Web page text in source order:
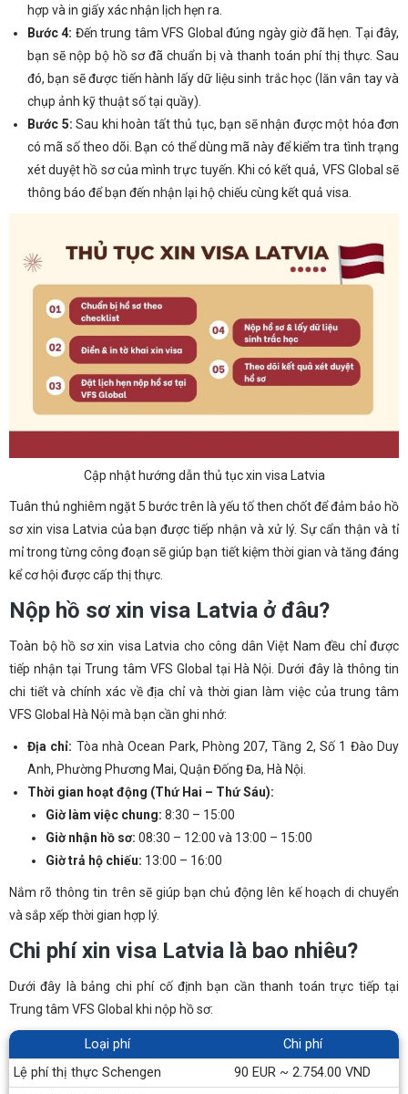
hợp và in giấy xác nhận lịch hẹn ra.
Bước 4: Đến trung tâm VFS Global đúng ngày giờ đã hẹn. Tại đây,
bạn sẽ nộp bộ hồ sơ đã chuẩn bị và thanh toán phí thị thực. Sau
đó, bạn sẽ được tiến hành lấy dữ liệu sinh trắc học (lăn vân tay và
chụp ảnh kỹ thuật số tại quầy).
Bước 5: Sau khi hoàn tất thủ tục, bạn sẽ nhận được một hóa đơn
có mã số theo dõi. Bạn có thể dùng mã này để kiểm tra tình trạng
xét duyệt hồ sơ của mình trực tuyến. Khi có kết quả, VFS Global sẽ
thông báo để bạn đến nhận lại hộ chiếu cùng kết quả visa.
Cập nhật hướng dẫn thủ tục xin visa Latvia
Tuân thủ nghiêm ngặt 5 bước trên là yếu tố then chốt để đảm bảo hồ
sơ xin visa Latvia của bạn được tiếp nhận và xử lý. Sự cẩn thận và tỉ
mỉ trong từng công đoạn sẽ giúp bạn tiết kiệm thời gian và tăng đáng
kể cơ hội được cấp thị thực.
Nộp hồ sơ xin visa Latvia ở đâu?
Toàn bộ hồ sơ xin visa Latvia cho công dân Việt Nam đều chỉ được
tiếp nhận tại Trung tâm VFS Global tại Hà Nội. Dưới đây là thông tin
chi tiết và chính xác về địa chỉ và thời gian làm việc của trung tâm
VFS Global Hà Nội mà bạn cần ghi nhớ:
Địa chỉ: Tòa nhà Ocean Park, Phòng 207, Tầng 2, Số 1 Đào Duy
Anh, Phường Phương Mai, Quận Đống Đa, Hà Nội.
Thời gian hoạt động (Thứ Hai – Thứ Sáu):
Giờ làm việc chung: 8:30 – 15:00
Giờ nhận hồ sơ: 08:30 – 12:00 và 13:00 – 15:00
Giờ trả hộ chiếu: 13:00 – 16:00
Nắm rõ thông tin trên sẽ giúp bạn chủ động lên kế hoạch di chuyển
và sắp xếp thời gian hợp lý.
Chi phí xin visa Latvia là bao nhiêu?
Dưới đây là bảng chi phí cố định bạn cần thanh toán trực tiếp tại
Trung tâm VFS Global khi nộp hồ sơ:
Loại phí
Chi phí
Lệ phí thị thực Schengen
90 EUR ~ 2.754.00 VND